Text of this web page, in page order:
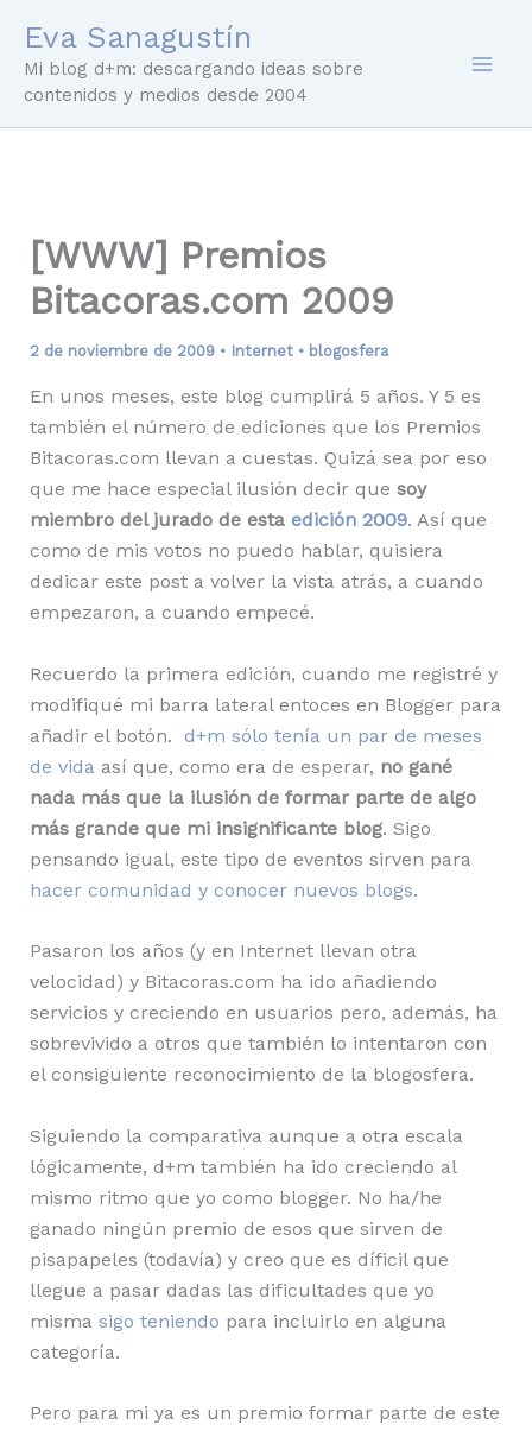
contenido
Eva Sanagustín
Mi blog d+m: descargando ideas sobre
contenidos y medios desde 2004
[WWW] Premios
Bitacoras.com 2009
2 de noviembre de 2009 • Internet• blogosfera
En unos meses, este blog cumplirá 5 años. Y 5 es
también el número de ediciones que los Premios
Bitacoras.com llevan a cuestas. Quizá sea por eso
que me hace especial ilusión decir que soy
miembro del jurado de esta edición 2009. Así que
como de mis votos no puedo hablar, quisiera
dedicar este post a volver la vista atrás, a cuando
empezaron, a cuando empecé.
Recuerdo la primera edición, cuando me registré y
modifiqué mi barra lateral entoces en Blogger para
añadir el botón. d+m sólo tenía un par de meses
de vida así que, como era de esperar, no gané
nada más que la ilusión de formar parte de algo
más grande que mi insignificante blog. Sigo
pensando igual, este tipo de eventos sirven para
hacer comunidad y conocer nuevos blogs.
Pasaron los años (y en Internet llevan otra
velocidad) y Bitacoras.com ha ido añadiendo
servicios y creciendo en usuarios pero, además, ha
sobrevivido a otros que también lo intentaron con
el consiguiente reconocimiento de la blogosfera.
Siguiendo la comparativa aunque a otra escala
lógicamente, d+m también ha ido creciendo al
mismo ritmo que yo como blogger. No ha/he
ganado ningún premio de esos que sirven de
pisapapeles (todavía) y creo que es díficil que
llegue a pasar dadas las dificultades que yo
misma sigo teniendo para incluirlo en alguna
categoría.
Pero para mi ya es un premio formar parte de este